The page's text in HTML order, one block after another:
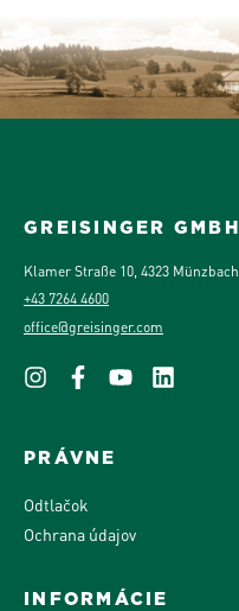
GREISINGER GMBH
Klamer Straße 10, 4323 Münzbach
+43 7264 4600
office@greisinger.com
PRÁVNE
Odtlačok
Ochrana údajov
INFORMÁCIE